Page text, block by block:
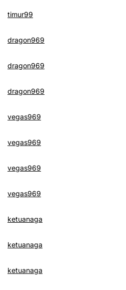
timur99
dragon969
dragon969
dragon969
vegas969
vegas969
vegas969
vegas969
ketuanaga
ketuanaga
ketuanaga